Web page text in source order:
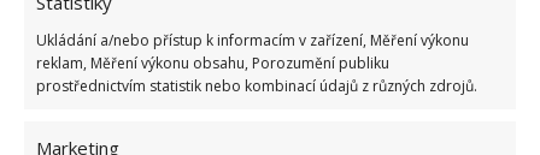
Ukládání a/nebo přístup k informacím v zařízení, Měření výkonu
reklam, Měření výkonu obsahu, Porozumění publiku
prostřednictvím statistik nebo kombinací údajů z různých zdrojů.
Marketing
stabilně nad 20 °C, můžete nádobu přemístit ven.
Nechte ji však v polostínu a v místě, kde je závětří.
Zázvor silnější vítr nesnáší a mohl by uhynout.